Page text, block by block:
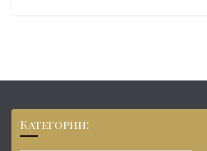
Категории: